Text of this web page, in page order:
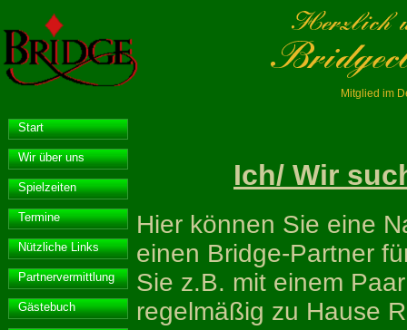
Mitglied im
Start
Wir über uns
Spielzeiten
Termine
Nützliche Links
Partnervermittlung
Gästebuch
Ich/ Wir
Hier können Sie eine
einen Bridge-Partner
Sie z.B. mit einem
regelmäßig zu Hause